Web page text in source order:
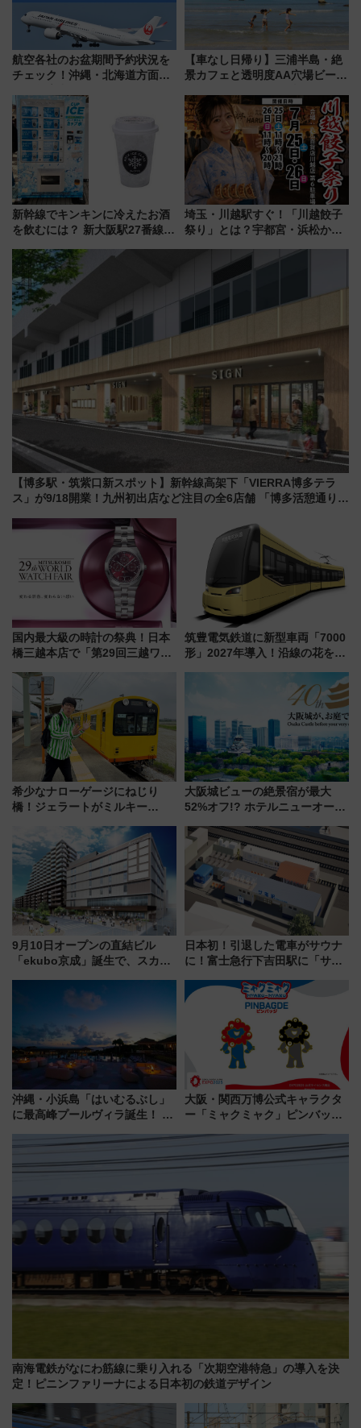
航空各社のお盆期間予約状況を
チェック！沖縄・北海道方面は
日は？
【車なし日帰り】三浦半島・絶
景カフェと透明度AA穴場ビーチ
用してストレスフリー旅へ行こ
う！
新幹線でキンキンに冷えたお酒
を飲むには？ 新大阪駅27番線ホ
レス「カップ氷」専用自販機が
話題！
埼玉・川越駅すぐ！「川越餃子
祭り」とは？宇都宮・浜松から
を食べ比べ【7月25日・26日開
【博多駅・筑紫口新スポット】新幹線高架下「VIERRA博多テラ
ス」が9/18開業！九州初出店など注目の全6店舗 「博多活憩通り」
国内最大級の時計の祭典！日本
橋三越本店で「第29回三越ワー
【2026年8月5日～25日】
筑豊電気鉄道に新型車両「7000
形」2027年導入！沿線の花をイ
内は落ち着いたゆとりある空間
希少なナローゲージにねじり
橋！ジェラートがミルキー
278回目の舞台は「三岐鉄道北
勢線」
大阪城ビューの絶景宿が最大
52%オフ!? ホテルニューオータ
ール」で秋の関西旅を豪華にす
る方法（8月20日まで！）
9月10日オープンの直結ビル
「ekubo京成」誕生で、スカイ
新鎌ヶ谷はどう変わる？ 全テナ
日本初！引退した電車がサウナ
に！富士急行下吉田駅に「サ電
業 行き交う電車の音や振動を
感じながら「ととのう」新感覚
沖縄・小浜島「はいむるぶし」
に最高峰プールヴィラ誕生！ 石
美旅「何もしない贅沢」を体験
してみない？
大阪・関西万博公式キャラクタ
ー「ミャクミャク」ピンバッジ
南海電鉄がなにわ筋線に乗り入れる「次期空港特急」の導入を決
定！ピニンファリーナによる日本初の鉄道デザイン